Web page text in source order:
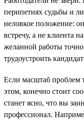
перипетиях судьбы и
неловкое положение:
встречу, а не клиента
желанной работы точно
трудоустроить
Если масштаб проблем
этом, конечно стоит
станет ясно, что вы
профессионал.